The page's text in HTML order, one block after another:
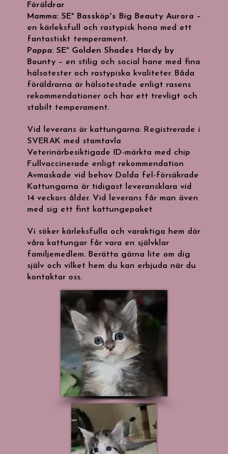
Föräldrar
Mamma: SE* Bassköp's Big Beauty Aurora –
en kärleksfull och rastypisk hona med ett
fantastiskt temperament.
Pappa: SE* Golden Shades Hardy by
Bounty – en stilig och social hane med fina
hälsotester och rastypiska kvaliteter. Båda
föräldrarna är hälsotestade enligt rasens
rekommendationer och har ett trevligt och
stabilt temperament.
Vid leverans är kattungarna: Registrerade i
SVERAK med stamtavla
Veterinärbesiktigade ID-märkta med chip
Fullvaccinerade enligt rekommendation
Avmaskade vid behov Dolda fel-försäkrade
Kattungarna är tidigast leveransklara vid
14 veckors ålder. Vid leverans får man även
med sig ett fint kattungepaket
Vi söker kärleksfulla och varaktiga hem där
våra kattungar får vara en självklar
familjemedlem. Berätta gärna lite om dig
själv och vilket hem du kan erbjuda när du
kontaktar oss.